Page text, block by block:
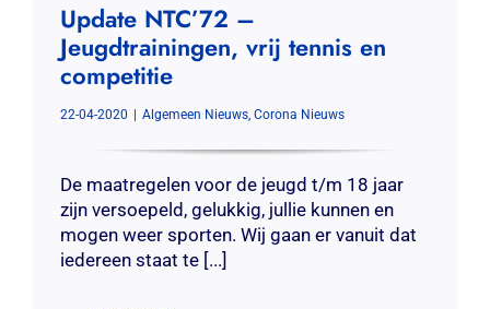
Update NTC’72 –
Jeugdtrainingen, vrij tennis en
competitie
22-04-2020 | Algemeen Nieuws, Corona Nieuws
De maatregelen voor de jeugd t/m 18 jaar
zijn versoepeld, gelukkig, jullie kunnen en
mogen weer sporten. Wij gaan er vanuit dat
iedereen staat te [...]